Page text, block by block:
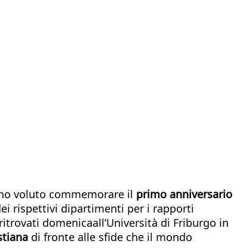
voluto commemorare il primo anniversario
rispettivi dipartimenti per i rapporti
domenicaall’Università di Friburgo in
di fronte alle sfide che il mondo